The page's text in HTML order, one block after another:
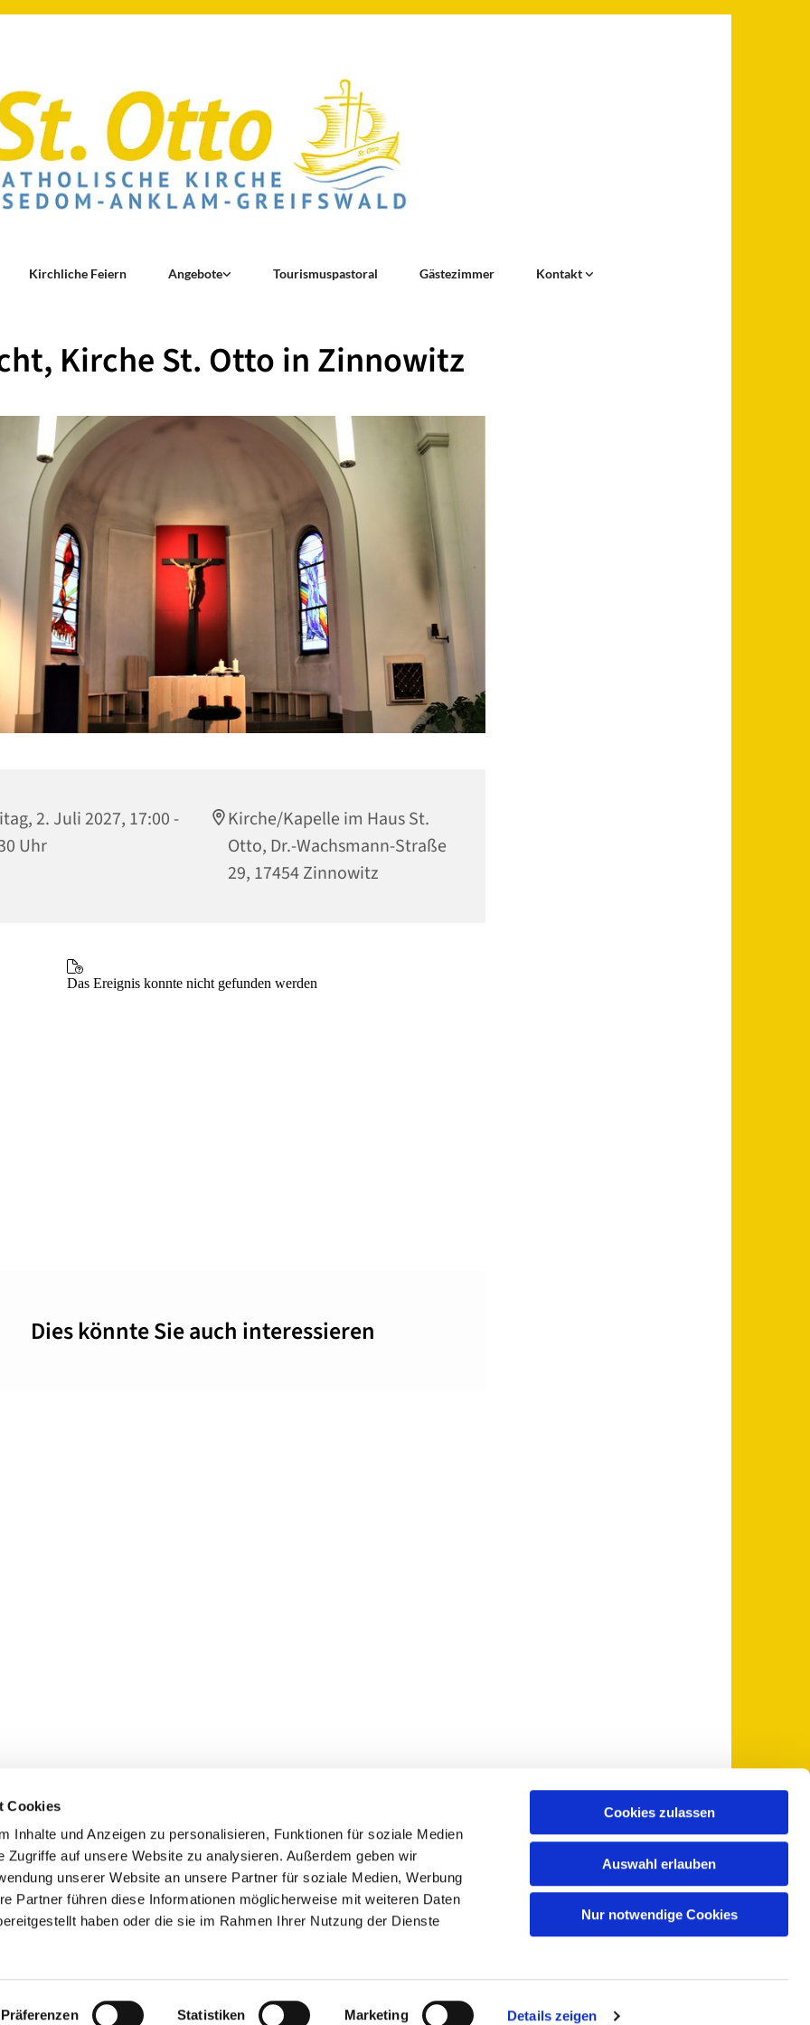
Cookies
Inhalte und Anzeigen zu personalisieren, Funktionen für soziale Medien
Zugriffe auf unsere Website zu analysieren. Außerdem geben wir
unserer Website an unsere Partner für soziale Medien, Werbung
Partner führen diese Informationen möglicherweise mit weiteren Daten
haben oder die sie im Rahmen Ihrer Nutzung der Dienste
Präferenzen Statistiken Marketing Details zeigen
Cookies zulassen
Auswahl erlauben
Nur notwendige Cookies
Kirchliche Feiern Angebote Tourismuspastoral Gästezimmer Kontakt
Kirche St. Otto in Zinnowitz
2. Juli 2027, 17:00 -
Uhr
Kirche/Kapelle im Haus St.
Otto, Dr.-Wachsmann-Straße
29, 17454 Zinnowitz
Dies könnte Sie auch interessieren
Anklam-Greifswald · Bahnhofstr. 15, 17489 Greifswald+49 3834 5735-0
pfarramt@sankt-otto.de
Kontaktinformationen
Impressum
Hinweisgebersystem